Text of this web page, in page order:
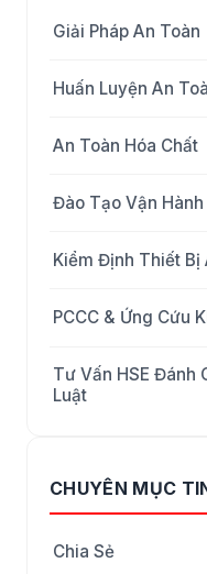
Giải Pháp An Toàn
Huấn Luyện An
An Toàn Hóa Chất
Đào Tạo Vận
Kiểm Định Thiết Bị
PCCC & Ứng Cứu
Tư Vấn HSE Đánh
Luật
CHUYÊN MỤC
Chia Sẻ